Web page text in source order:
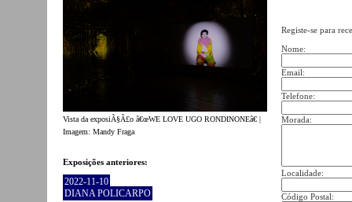
Vista da exposiÃ§Ã£o â€œWE LOVE UGO RONDINONEâ€ |
Imagem: Mandy Fraga
Exposições anteriores:
2022-11-10
DIANA POLICARPO
Registe-se para
Nome:
Email:
Telefone:
Morada:
Localidade:
Código Postal: